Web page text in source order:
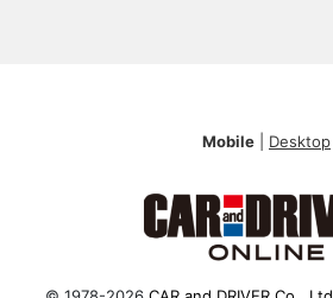
Mobile Desktop